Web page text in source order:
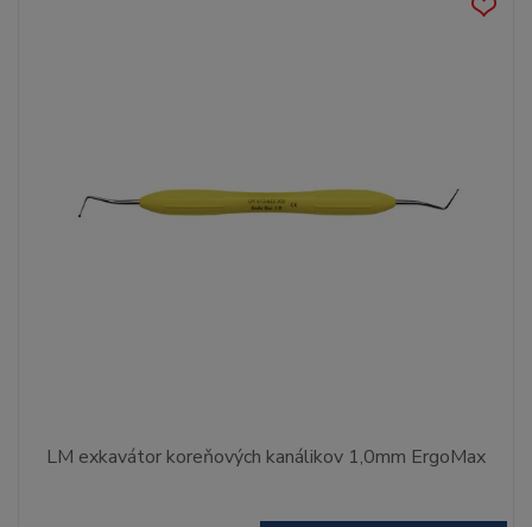
LM exkavátor koreňových kanálikov 1,0mm ErgoMax